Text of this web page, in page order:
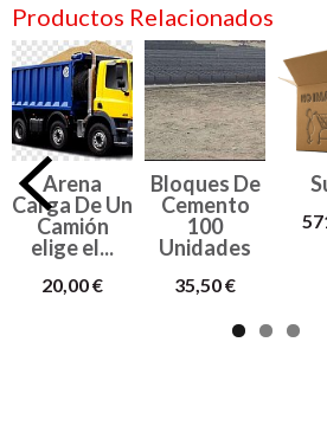
Productos Relacionados
Arena
Carga De Un
Camión
elige el...
20,00 €
Bloques De
Cemento
100
Unidades
35,50 €